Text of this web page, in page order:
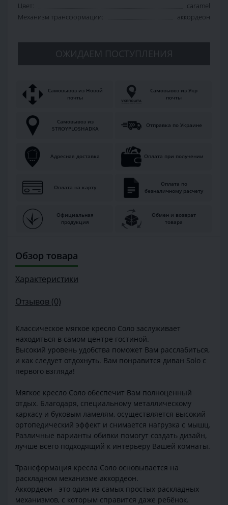
Цвет:
caramel
Механизм трансформации:
аккордеон
ОЖИДАЕМ ПОСТУПЛЕНИЯ
Самовывоз из Новой
почты
Самовывоз из Укр
почты
Самовывоз из
STROYPLOSHADKA
Отправка по Украине
Адресная доставка Оплата при получении
Оплата на карту
Оплата по
безналичному расчету
Официальная
продукция
Обмен и возврат
товара
Обзор товара
Характеристики
Отзывов (0)
Классическое мягкое кресло Соло заслуживает
находиться в самом центре гостиной.
Высокий уровень удобства поможет Вам расслабиться,
и как следует отдохнуть. Вам понравится диван Solo с
первого взгляда!
Мягкое кресло Соло обеспечит Вам полноценный
отдых. Благодаря, специальному металлическому
каркасу и буковым ламелям, осуществляется высокий
ортопедический эффект и снимается нагрузка с мышц.
Различные варианты обивки помогут создать дизайн,
лучше всего подходящий к интерьеру Вашей комнаты.
Трансформация кресла Соло основывается на
раскладном механизме аккордеон.
Аккордеон - это один из самых простых раскладных
механизмов, с которым справится даже ребёнок.